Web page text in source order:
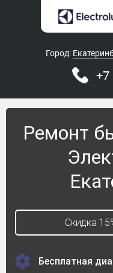
Город:
+7
Ремонт
Скидка
Бесплатная